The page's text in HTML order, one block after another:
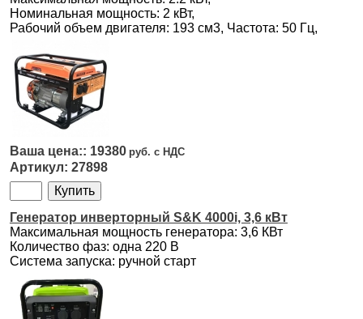
Номинальная мощность: 2 кВт,
Рабочий объем двигателя: 193 см3, Частота: 50 Гц,
19380
27898
Генератор инверторный S&K 4000i, 3,6 кВт
Максимальная мощность генератора: 3,6 КВт
Количество фаз: одна 220 В
Система запуска: ручной старт